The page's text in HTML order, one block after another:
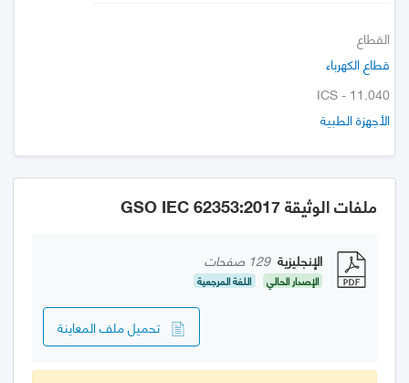
القطاع
قطاع الكهرباء
ICS - 11.040
الأجهزة الطبية
ملفات الوثيقة GSO IEC 62353:2017
الإنجليزية 129 صفحات
الإصدار الحالي اللغة المرجعية
تحميل ملف المعاينة